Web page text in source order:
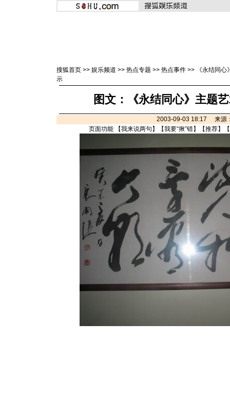
搜狐首页 >> 娱乐频道 >> 热点专题 >> 热点事件 >>
《永结同
示
图文：《永结同心》主题
2003-09-03 18:17 来源
页面功能 【我来说两句 】【我要“揪”错】【推荐】